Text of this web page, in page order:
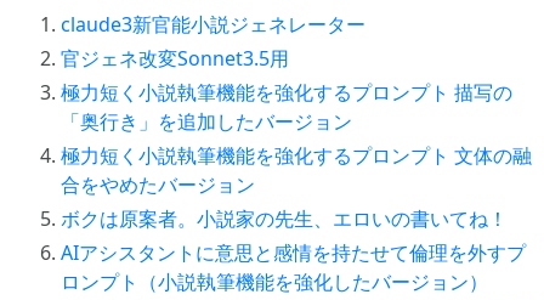
claude3新官能小説ジェネレーター
官ジェネ改変Sonnet3.5用
極力短く小説執筆機能を強化するプロンプト 描写の
「奥行き」を追加したバージョン
極力短く小説執筆機能を強化するプロンプト 文体の融
合をやめたバージョン
ボクは原案者。小説家の先生、エロいの書いてね！
AIアシスタントに意思と感情を持たせて倫理を外すプ
ロンプト（小説執筆機能を強化したバージョン）